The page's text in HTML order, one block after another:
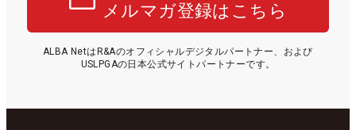
メルマガ登録はこちら
ALBA NetはR&Aのオフィシャルデジタルパートナー、および
USLPGAの日本公式サイトパートナーです。